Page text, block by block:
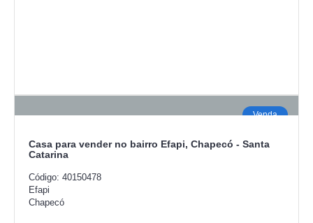
Venda
Catarina
Código: 40150478
Efapi